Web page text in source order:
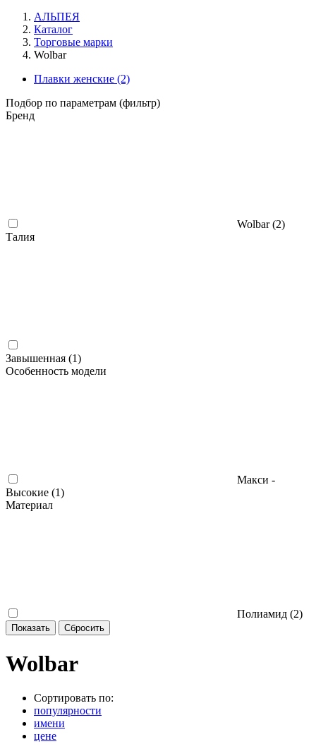
АЛЬПЕЯ
Каталог
Торговые марки
Wolbar
Плавки женские (2)
Подбор по параметрам (фильтр)
Бренд
Wolbar (2)
Талия
Завышенная (1)
Особенность модели
Макси -
Высокие (1)
Материал
Полиамид (2)
Wolbar
Сортировать по:
популярности
имени
цене